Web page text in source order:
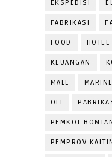
EKSPEDISI
FABRIKASI
FOOD HOTEL
KEUANGAN
MALL MARINE
OLI
PEMKOT
PEMPROV